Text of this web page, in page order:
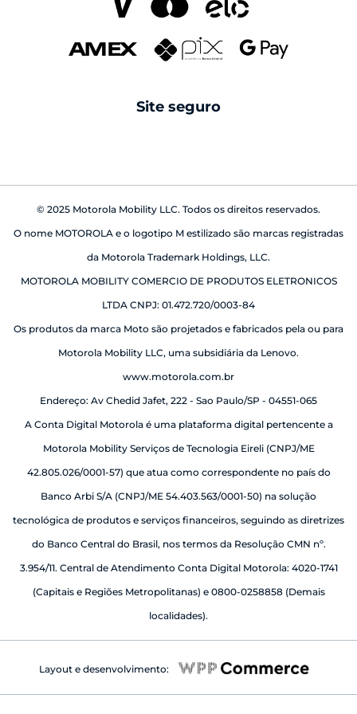
cabos
caixas de som
babá eletrônica
Pantone
Swarovski
seguros
reparo fora da garantia
Site seguro
© 2025 Motorola Mobility LLC. Todos os direitos reservados.
O nome MOTOROLA e o logotipo M estilizado são marcas registradas
da Motorola Trademark Holdings, LLC.
MOTOROLA MOBILITY COMERCIO DE PRODUTOS ELETRONICOS
LTDA CNPJ: 01.472.720/0003-84
Os produtos da marca Moto são projetados e fabricados pela ou para
Motorola Mobility LLC, uma subsidiária da Lenovo.
www.motorola.com.br
Endereço: Av Chedid Jafet, 222 - Sao Paulo/SP - 04551-065
A Conta Digital Motorola é uma plataforma digital pertencente a
Motorola Mobility Serviços de Tecnologia Eireli (CNPJ/ME
42.805.026/0001-57) que atua como correspondente no país do
Banco Arbi S/A (CNPJ/ME 54.403.563/0001-50) na solução
tecnológica de produtos e serviços financeiros, seguindo as diretrizes
do Banco Central do Brasil, nos termos da Resolução CMN nº.
3.954/11. Central de Atendimento Conta Digital Motorola: 4020-1741
(Capitais e Regiões Metropolitanas) e 0800-0258858 (Demais
localidades).
Layout e desenvolvimento: